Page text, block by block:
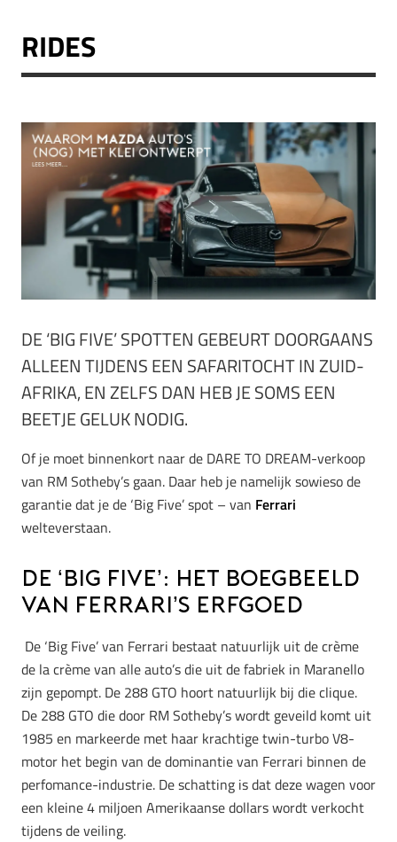
RIDES
DE ‘BIG FIVE’ SPOTTEN GEBEURT DOORGAANS
ALLEEN TIJDENS EEN SAFARITOCHT IN ZUID-
AFRIKA, EN ZELFS DAN HEB JE SOMS EEN
BEETJE GELUK NODIG.
Of je moet binnenkort naar de DARE TO DREAM-verkoop
van RM Sotheby’s gaan. Daar heb je namelijk sowieso de
garantie dat je de ‘Big Five’ spot – van Ferrari
welteverstaan.
De ‘Big Five’: het boegbeeld
van Ferrari’s erfgoed
De ‘Big Five’ van Ferrari bestaat natuurlijk uit de crème
de la crème van alle auto’s die uit de fabriek in Maranello
zijn gepompt. De 288 GTO hoort natuurlijk bij die clique.
De 288 GTO die door RM Sotheby’s wordt geveild komt uit
1985 en markeerde met haar krachtige twin-turbo V8-
motor het begin van de dominantie van Ferrari binnen de
perfomance-industrie. De schatting is dat deze wagen voor
een kleine 4 miljoen Amerikaanse dollars wordt verkocht
tijdens de veiling.